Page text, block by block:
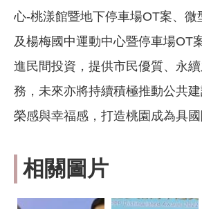
心-桃漾館暨地下停車場OT案、微
及楊梅國中運動中心暨停車場OT
進民間投資，提供市民優質、永
務，未來亦將持續積極推動公共
榮感與幸福感，打造桃園成為具國
相關圖片